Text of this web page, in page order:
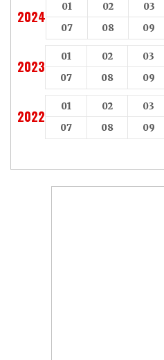
2024
01 02 03
07
08 09
2023
01 02 03
07
08 09
2022
01 02 03
07
08 09